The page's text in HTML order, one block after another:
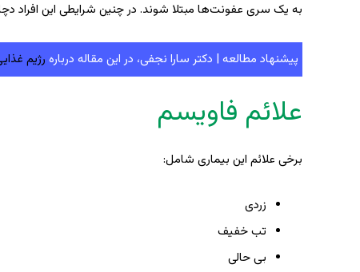
به یک سری عفونت‌ها مبتلا شوند. در چنین شرایطی این افراد
پیشنهاد مطالعه | دکتر سارا نجفی، در این مقاله درباره رژیم
علائم فاویسم
برخی علائم این بیماری شامل:
زردی
تب خفیف
بی حالی